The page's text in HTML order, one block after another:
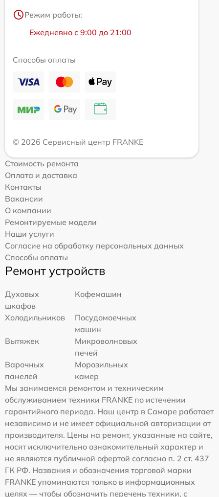
Режим работы:
Ежедневно с 9:00 до 21:00
Способы оплаты
© 2026 Сервисный центр FRANKE
Стоимость ремонта
Оплата и доставка
Контакты
Вакансии
О компании
Ремонтируемые модели
Наши услуги
Согласие на обработку персональных данных
Способы оплаты
Ремонт устройств
Духовых
шкафов
Кофемашин
Холодильников
Посудомоечных
машин
Вытяжек
Микроволновых
печей
Варочных
панелей
Морозильных
камер
Мы занимаемся ремонтом и техническим
обслуживанием техники FRANKE по истечении
гарантийного периода. Наш центр в Самаре работает
независимо и не имеет официальной авторизации от
производителя. Цены на ремонт, указанные на сайте,
носят исключительно ознакомительный характер и
не являются публичной офертой согласно п. 2 ст. 437
ГК РФ. Названия и обозначения торговой марки
FRANKE упоминаются только в информационных
целях — чтобы обозначить перечень техники, с